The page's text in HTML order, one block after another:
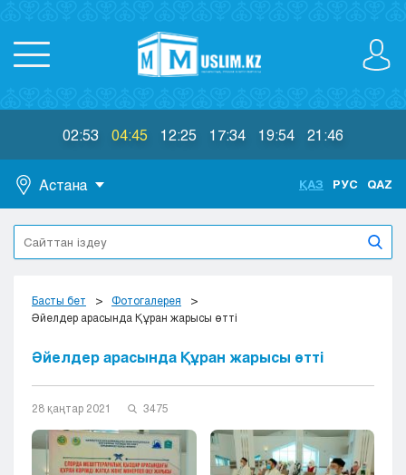
02:53 04:45 12:25 17:34 19:54 21:46
Астана
Астана
Алматы
Атырау
Караганда
Костанай
Павлодар
Петропавловск
ҚАЗ РУС QAZ
Басты бет
Фотогалерея
Әйелдер арасында Құран жарысы өтті
Әйелдер арасында Құран жарысы өтті
28 қаңтар 2021 3475